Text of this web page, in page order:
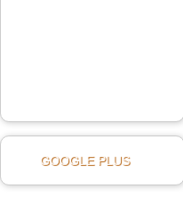
GOOGLE PLUS